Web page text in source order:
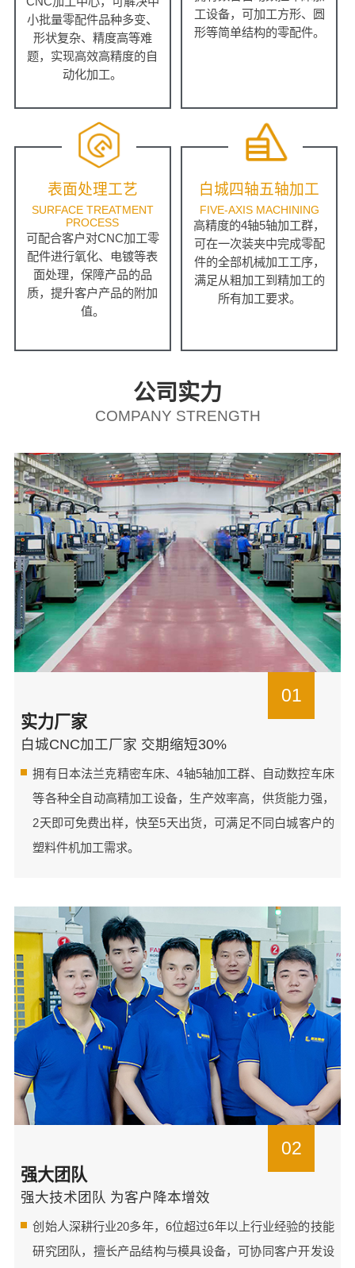
小批量零配件品种多变、
形状复杂、精度高等难
题，实现高效高精度的自
动化加工。
工设备，可加工方形、圆
形等简单结构的零配件。
表面处理工艺
SURFACE TREATMENT
PROCESS
可配合客户对CNC加工零
配件进行氧化、电镀等表
面处理，保障产品的品
质，提升客户产品的附加
值。
白城四轴五轴加工
FIVE-AXIS MACHINING
高精度的4轴5轴加工群，
可在一次装夹中完成零配
件的全部机械加工工序，
满足从粗加工到精加工的
所有加工要求。
公司实力
COMPANY STRENGTH
01
实力厂家
白城CNC加工厂家 交期缩短30%
拥有日本法兰克精密车床、4轴5轴加工群、自动数控车床
等各种全自动高精加工设备，生产效率高，供货能力强，
2天即可免费出样，快至5天出货，可满足不同白城客户的
塑料件机加工需求。
02
强大团队
强大技术团队 为客户降本增效
创始人深耕行业20多年，6位超过6年以上行业经验的技能
研究团队，擅长产品结构与模具设备，可协同客户开发设